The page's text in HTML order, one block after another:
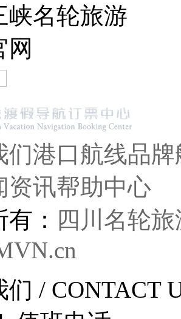
峡名轮旅游
网
们港口航线品
资讯帮助中心
： 四川名轮
们 / CONTACT